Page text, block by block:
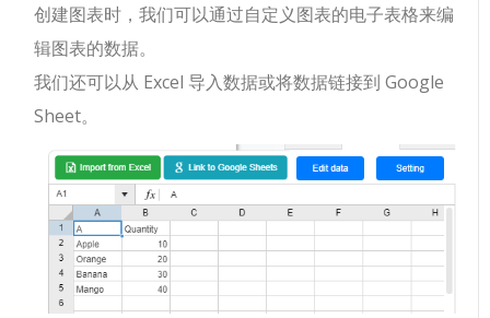
创建图表时，我们可以通过自定义图表的电子表格来编
辑图表的数据。
我们还可以从 Excel 导入数据或将数据链接到 Google
Sheet。